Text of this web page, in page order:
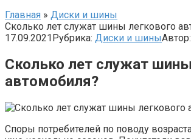
Главная » Диски и шины
Сколько лет служат шины легкового
17.09.2021Рубрика: Диски и шиныАвтор:
Сколько лет служат
автомобиля?
Споры потребителей по поводу